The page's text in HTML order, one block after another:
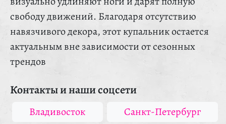
свободу движений. Благодаря отсутствию
навязчивого декора, этот купальник остается
актуальным вне зависимости от сезонных
трендов
Контакты и наши соцсети
Владивосток Санкт-Петербург